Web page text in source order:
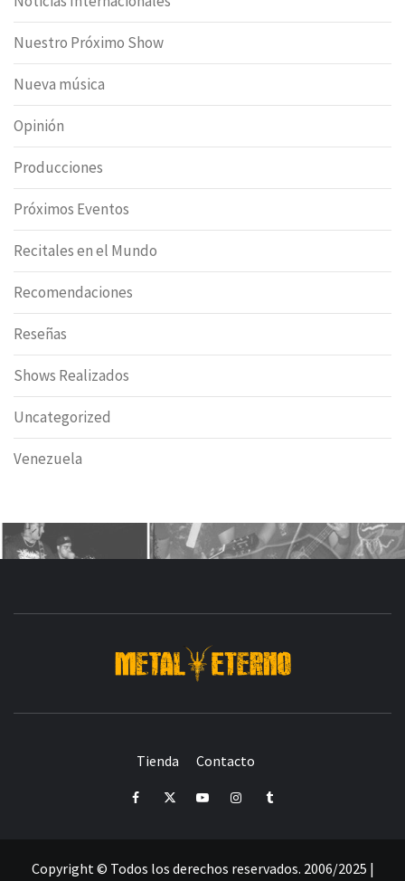
Nuestro Próximo Show
Nueva música
Opinión
Producciones
Próximos Eventos
Recitales en el Mundo
Recomendaciones
Reseñas
Shows Realizados
Uncategorized
Venezuela
CRÓNICAS DE RECITALES
PRENSA
Tienda Contacto
FacebookTwitterYoutubeInstagramTumblr
Copyright © Todos los derechos reservados. 2006/2025 |